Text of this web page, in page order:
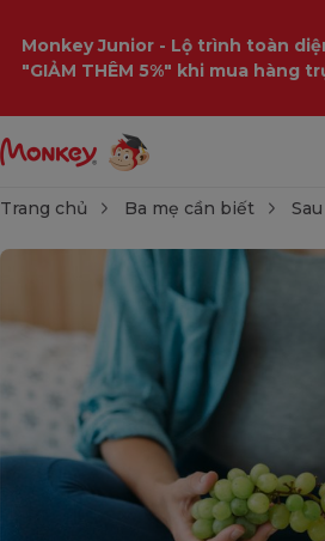
Monkey Junior - Lộ trình toàn
"GIẢM THÊM 5%" khi mua hàng
Trang chủ Ba mẹ cần biết